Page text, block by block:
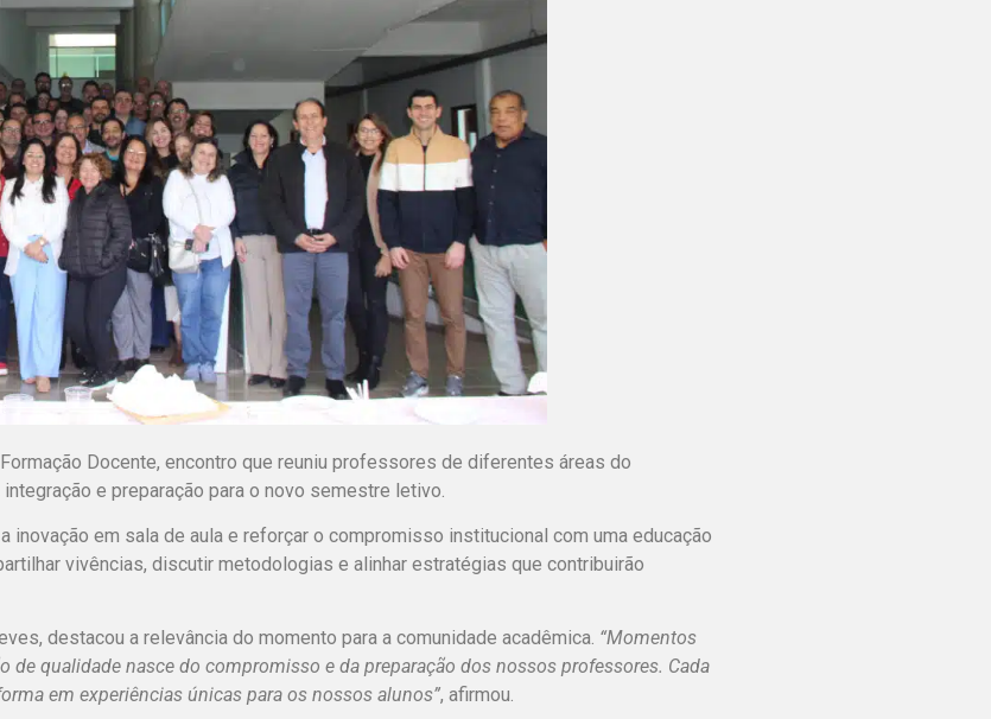
Docente, encontro que reuniu professores de diferentes áreas do
e preparação para o novo semestre letivo.
em sala de aula e reforçar o compromisso institucional com uma educação
vivências, discutir metodologias e alinhar estratégias que contribuirão
destacou a relevância do momento para a comunidade acadêmica. “Momentos
qualidade nasce do compromisso e da preparação dos nossos professores. Cada
em experiências únicas para os nossos alunos”, afirmou.